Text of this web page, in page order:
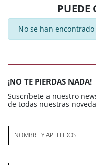
PUEDE
No se han
¡NO TE PIERDAS NADA!
Suscríbete a nuestro
de todas nuestras
NOMBRE Y APELLIDOS